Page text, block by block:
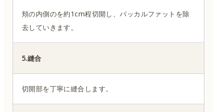
頬の内側のを約1cm程切開し、バッカルファットを除
去していきます。
5.縫合
切開部を丁寧に縫合します。